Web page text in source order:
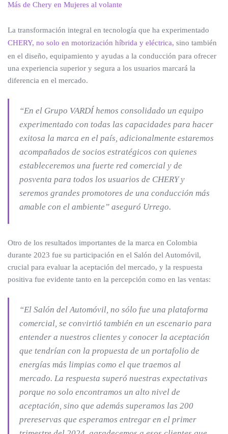
Más de Chery en Mujeres al volante
La transformación integral en tecnología que ha experimentado
CHERY, no solo en motorización híbrida y eléctrica, sino también
en el diseño, equipamiento y ayudas a la conducción para ofrecer
una experiencia superior y segura a los usuarios marcará la
diferencia en el mercado.
“En el Grupo VARDÍ hemos consolidado un equipo
experimentado con todas las capacidades para hacer
exitosa la marca en el país, adicionalmente estaremos
acompañados de socios estratégicos con quienes
estableceremos una fuerte red comercial y de
posventa para todos los usuarios de CHERY y
seremos grandes promotores de una conducción más
amable con el ambiente” aseguró Urrego.
Otro de los resultados importantes de la marca en Colombia
durante 2023 fue su participación en el Salón del Automóvil,
crucial para evaluar la aceptación del mercado, y la respuesta
positiva fue evidente tanto en la percepción como en las ventas:
“El Salón del Automóvil, no sólo fue una plataforma
comercial, se convirtió también en un escenario para
entender a nuestros clientes y conocer la aceptación
que tendrían con la propuesta de un portafolio de
energías más limpias como el que traemos al
mercado. La respuesta superó nuestras expectativas
porque no solo encontramos un alto nivel de
aceptación, sino que además superamos las 200
prereservas que esperamos entregar en el primer